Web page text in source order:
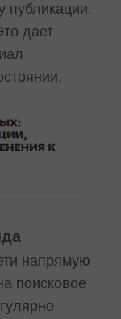
публикации,
дает
напрямую
поисковое